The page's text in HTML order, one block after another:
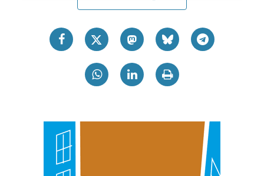
prozesatzen ditugu, zure IP zenbakia, besteak beste,
pertsonalizatuak eskaintzeko, iragarkiak eta edukia
neurtzeko, jendeari buruzko informazioa biltzeko eta
erabiltzen dituen hauta dezakezu.
bazkideen zerrenda, beren ustez zein helburutarako
duten interes legitimoa eta horren aurka nola egin
dezakezun ikusteko.